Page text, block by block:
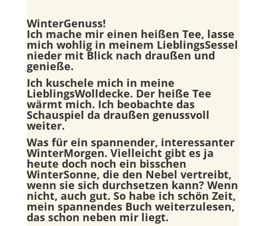
WinterGenuss!
Ich mache mir einen heißen Tee, lasse
mich wohlig in meinem LieblingsSessel
nieder mit Blick nach draußen und
genieße.
Ich kuschele mich in meine
LieblingsWolldecke. Der heiße Tee
wärmt mich. Ich beobachte das
Schauspiel da draußen genussvoll
weiter.
Was für ein spannender, interessanter
WinterMorgen. Vielleicht gibt es ja
heute doch noch ein bisschen
WinterSonne, die den Nebel vertreibt,
wenn sie sich durchsetzen kann? Wenn
nicht, auch gut. So habe ich schön Zeit,
mein spannendes Buch weiterzulesen,
das schon neben mir liegt.